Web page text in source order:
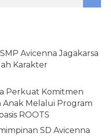
Avicenna Jagakarsa
Karakter
Perkuat Komitmen
Anak Melalui Program
ROOTS
SD Avicenna